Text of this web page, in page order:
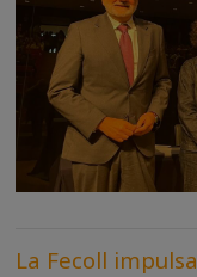
La Fecoll